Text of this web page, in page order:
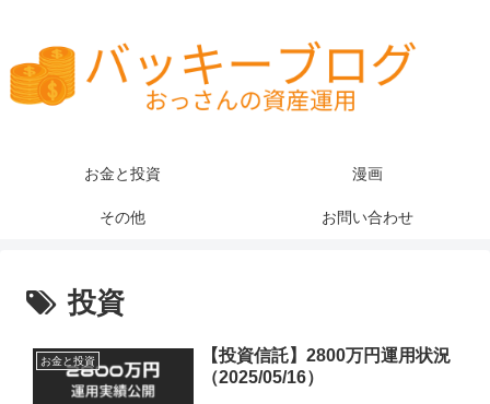
お金と投資 漫画
その他 お問い合わせ
投資
お金と投資
【投資信託】2800万円運用状況
（2025/05/16）